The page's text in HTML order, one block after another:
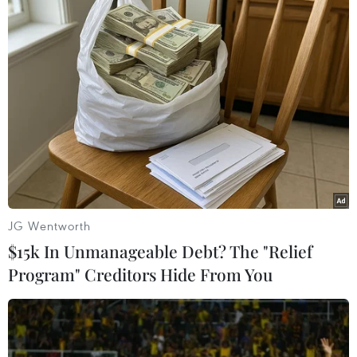
nhiều đội tàu quy mô lớn, tải trọng cao.
Tuy nhiên, bên cạnh những khó khăn trên,
đánh giá về tiềm năng phát triển đội tàu biển
quốc tế Việt Nam không phải là không có cơ sở
khi quy mô đội tàu của Việt Nam hiện vẫn đứng
thứ 3 trong khu vực ASEAN và thứ 28 trên thế
giới.
Hiện đã có doanh nghiệp Việt Nam đầu tư tàu
chuyên dụng trọng tải lớn như tàu dầu thô trọng
chuyên dụng trên 100.000 DWT. Đây chính là cơ
sở để đội tàu trong nước từng bước chuyển đổi
theo xu hướng thế giới với tàu trọng tải lớn hơn
nhằm tối ưu hóa chi phí vận tải.
JG Wentworth
$15k In Unmanageable Debt? The "Relief
Program" Creditors Hide From You